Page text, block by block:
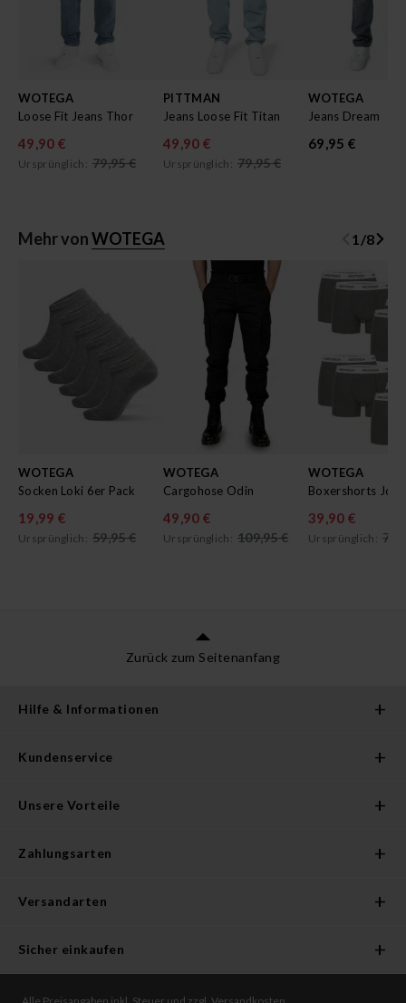
WOTEGA
Loose Fit Jeans Thor
49,90 €
Ursprünglich: 79,95 €
PITTMAN
Jeans Loose Fit Titan
49,90 €
Ursprünglich: 79,95 €
WOTEGA
Jeans Dream
69,95 €
Mehr vonWOTEGA 1 /8
WOTEGA
Socken Loki 6er Pack
19,99 €
Ursprünglich: 59,95 €
WOTEGA
Cargohose Odin
49,90 €
Ursprünglich: 109,95 €
WOTEGA
39,90 €
Ursprünglich:
Zurück zum Seitenanfang
Hilfe & Informationen
Kundenservice
Unsere Vorteile
Zahlungsarten
Versandarten
Sicher einkaufen